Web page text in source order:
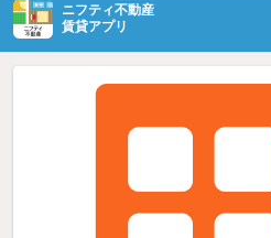
ニフティ不動産
賃貸アプリ